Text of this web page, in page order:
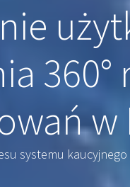
w
systemu